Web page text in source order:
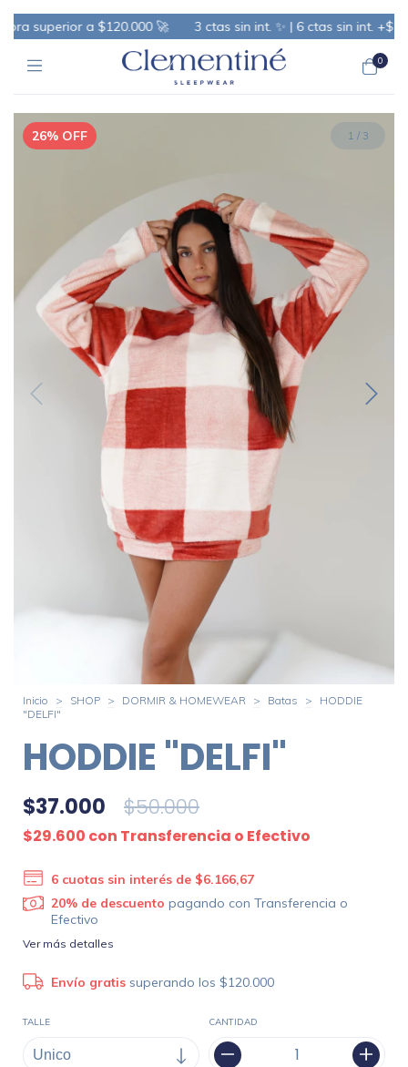
superior a $120.000 🚀 3 ctas sin int. ✨ | 6 ctas sin int.
0
26% OFF 1 / 3
Inicio > SHOP > DORMIR & HOMEWEAR > Batas >
HODDIE
"DELFI"
HODDIE "DELFI"
$37.000 $50.000
$29.600 con Transferencia o Efectivo
6 cuotas sin interés de $6.166,67
20% de descuento pagando con Transferencia o
Efectivo
Ver más detalles
Envío gratis superando los$120.000
TALLE CANTIDAD